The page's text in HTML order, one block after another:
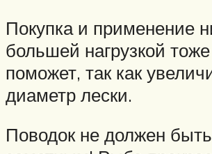
Покупка и применение
большей нагрузкой
поможет, так как
диаметр лески.
Поводок не должен